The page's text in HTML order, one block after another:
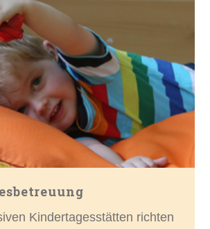
Kindertagesstätten richten